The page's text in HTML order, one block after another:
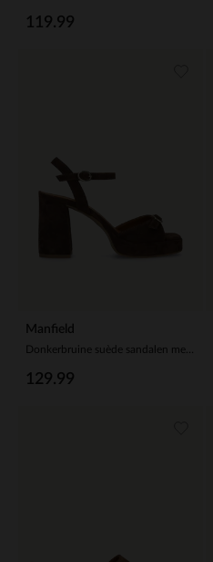
119.99
Manfield
129.99